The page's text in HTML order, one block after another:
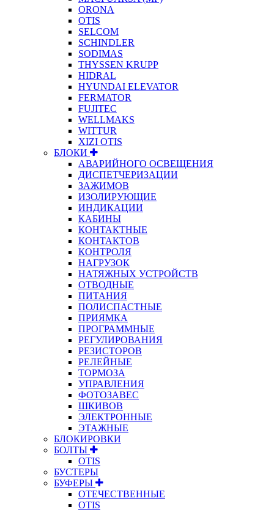
ORONA
OTIS
SELCOM
SCHINDLER
SODIMAS
THYSSEN KRUPP
HIDRAL
HYUNDAI ELEVATOR
FERMATOR
FUJITEC
WELLMAKS
WITTUR
XIZI OTIS
БЛОКИ
АВАРИЙНОГО ОСВЕЩЕНИЯ
ДИСПЕТЧЕРИЗАЦИИ
ЗАЖИМОВ
ИЗОЛИРУЮЩИЕ
ИНДИКАЦИИ
КАБИНЫ
КОНТАКТНЫЕ
КОНТАКТОВ
КОНТРОЛЯ
НАГРУЗОК
НАТЯЖНЫХ УСТРОЙСТВ
ОТВОДНЫЕ
ПИТАНИЯ
ПОЛИСПАСТНЫЕ
ПРИЯМКА
ПРОГРАММНЫЕ
РЕГУЛИРОВАНИЯ
РЕЗИСТОРОВ
РЕЛЕЙНЫЕ
ТОРМОЗА
УПРАВЛЕНИЯ
ФОТОЗАВЕС
ШКИВОВ
ЭЛЕКТРОННЫЕ
ЭТАЖНЫЕ
БЛОКИРОВКИ
БОЛТЫ
OTIS
БУСТЕРЫ
БУФЕРЫ
ОТЕЧЕСТВЕННЫЕ
OTIS